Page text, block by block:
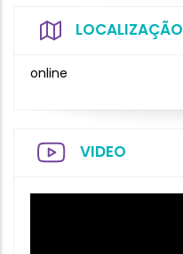
LOCALIZAÇÃO
online
VIDEO